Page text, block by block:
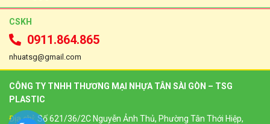
CSKH
0911.864.865
nhuatsg@gmail.com
CÔNG TY TNHH THƯƠNG MẠI NHỰA TÂN SÀI GÒN – TSG
PLASTIC
Địa chỉ: Số 621/36/2C Nguyễn Ảnh Thủ, Phường Tân Thới Hiệp,